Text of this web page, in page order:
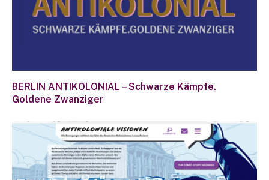
BERLIN ANTIKOLONIAL – Schwarze Kämpfe.
Goldene Zwanziger